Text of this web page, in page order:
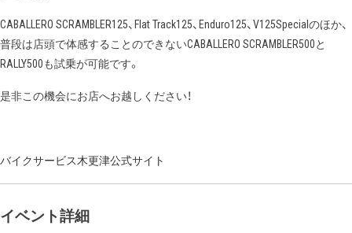
CABALLERO SCRAMBLER125、Flat Track125、Enduro125、V125Specialのほか、
普段は店頭で体感することのできないCABALLERO SCRAMBLER500と
RALLY500も試乗が可能です。
是非この機会にお店へお越しください！
バイクサービス木更津公式サイト
イベント詳細